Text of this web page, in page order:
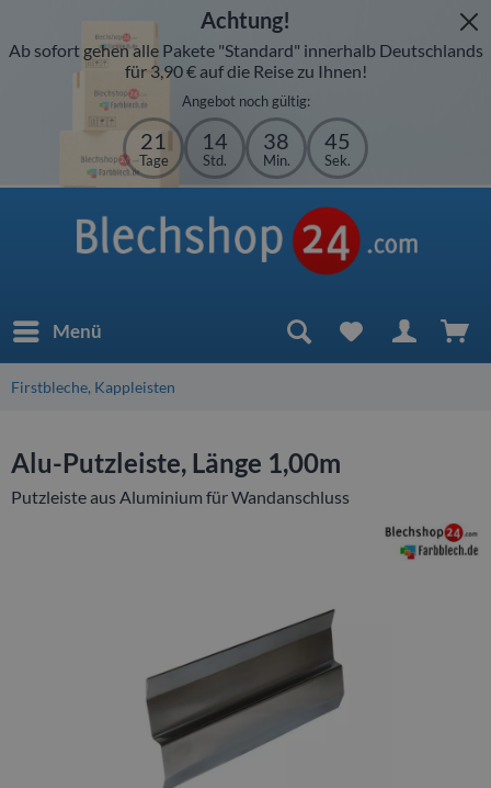
Achtung!
Ab sofort gehen alle Pakete "Standard" innerhalb Deutschlands
für 3,90 € auf die Reise zu Ihnen!
Angebot noch gültig:
21
Tage
14
Std.
38
Min.
45
Sek.
Menü
Firstbleche, Kappleisten
Alu-Putzleiste, Länge 1,00m
Putzleiste aus Aluminium für Wandanschluss